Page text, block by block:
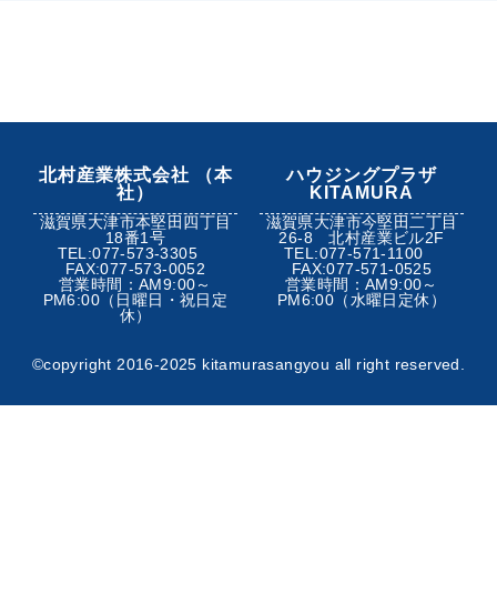
北村産業株式会社 （本
社）
滋賀県大津市本堅田四丁目
18番1号
TEL:077-573-3305
FAX:077-573-0052
営業時間：AM9:00～
PM6:00（日曜日・祝日定
休）
ハウジングプラザ
KITAMURA
滋賀県大津市今堅田二丁目
26-8 北村産業ビル2F
TEL:077-571-1100
FAX:077-571-0525
営業時間：AM9:00～
PM6:00（水曜日定休）
©︎copyright 2016-2025 kitamurasangyou all right reserved.